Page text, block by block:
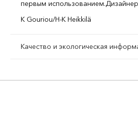
первым использованием.Дизайнер
K Gouriou/H-K Heikkilä
Качество и экологическая